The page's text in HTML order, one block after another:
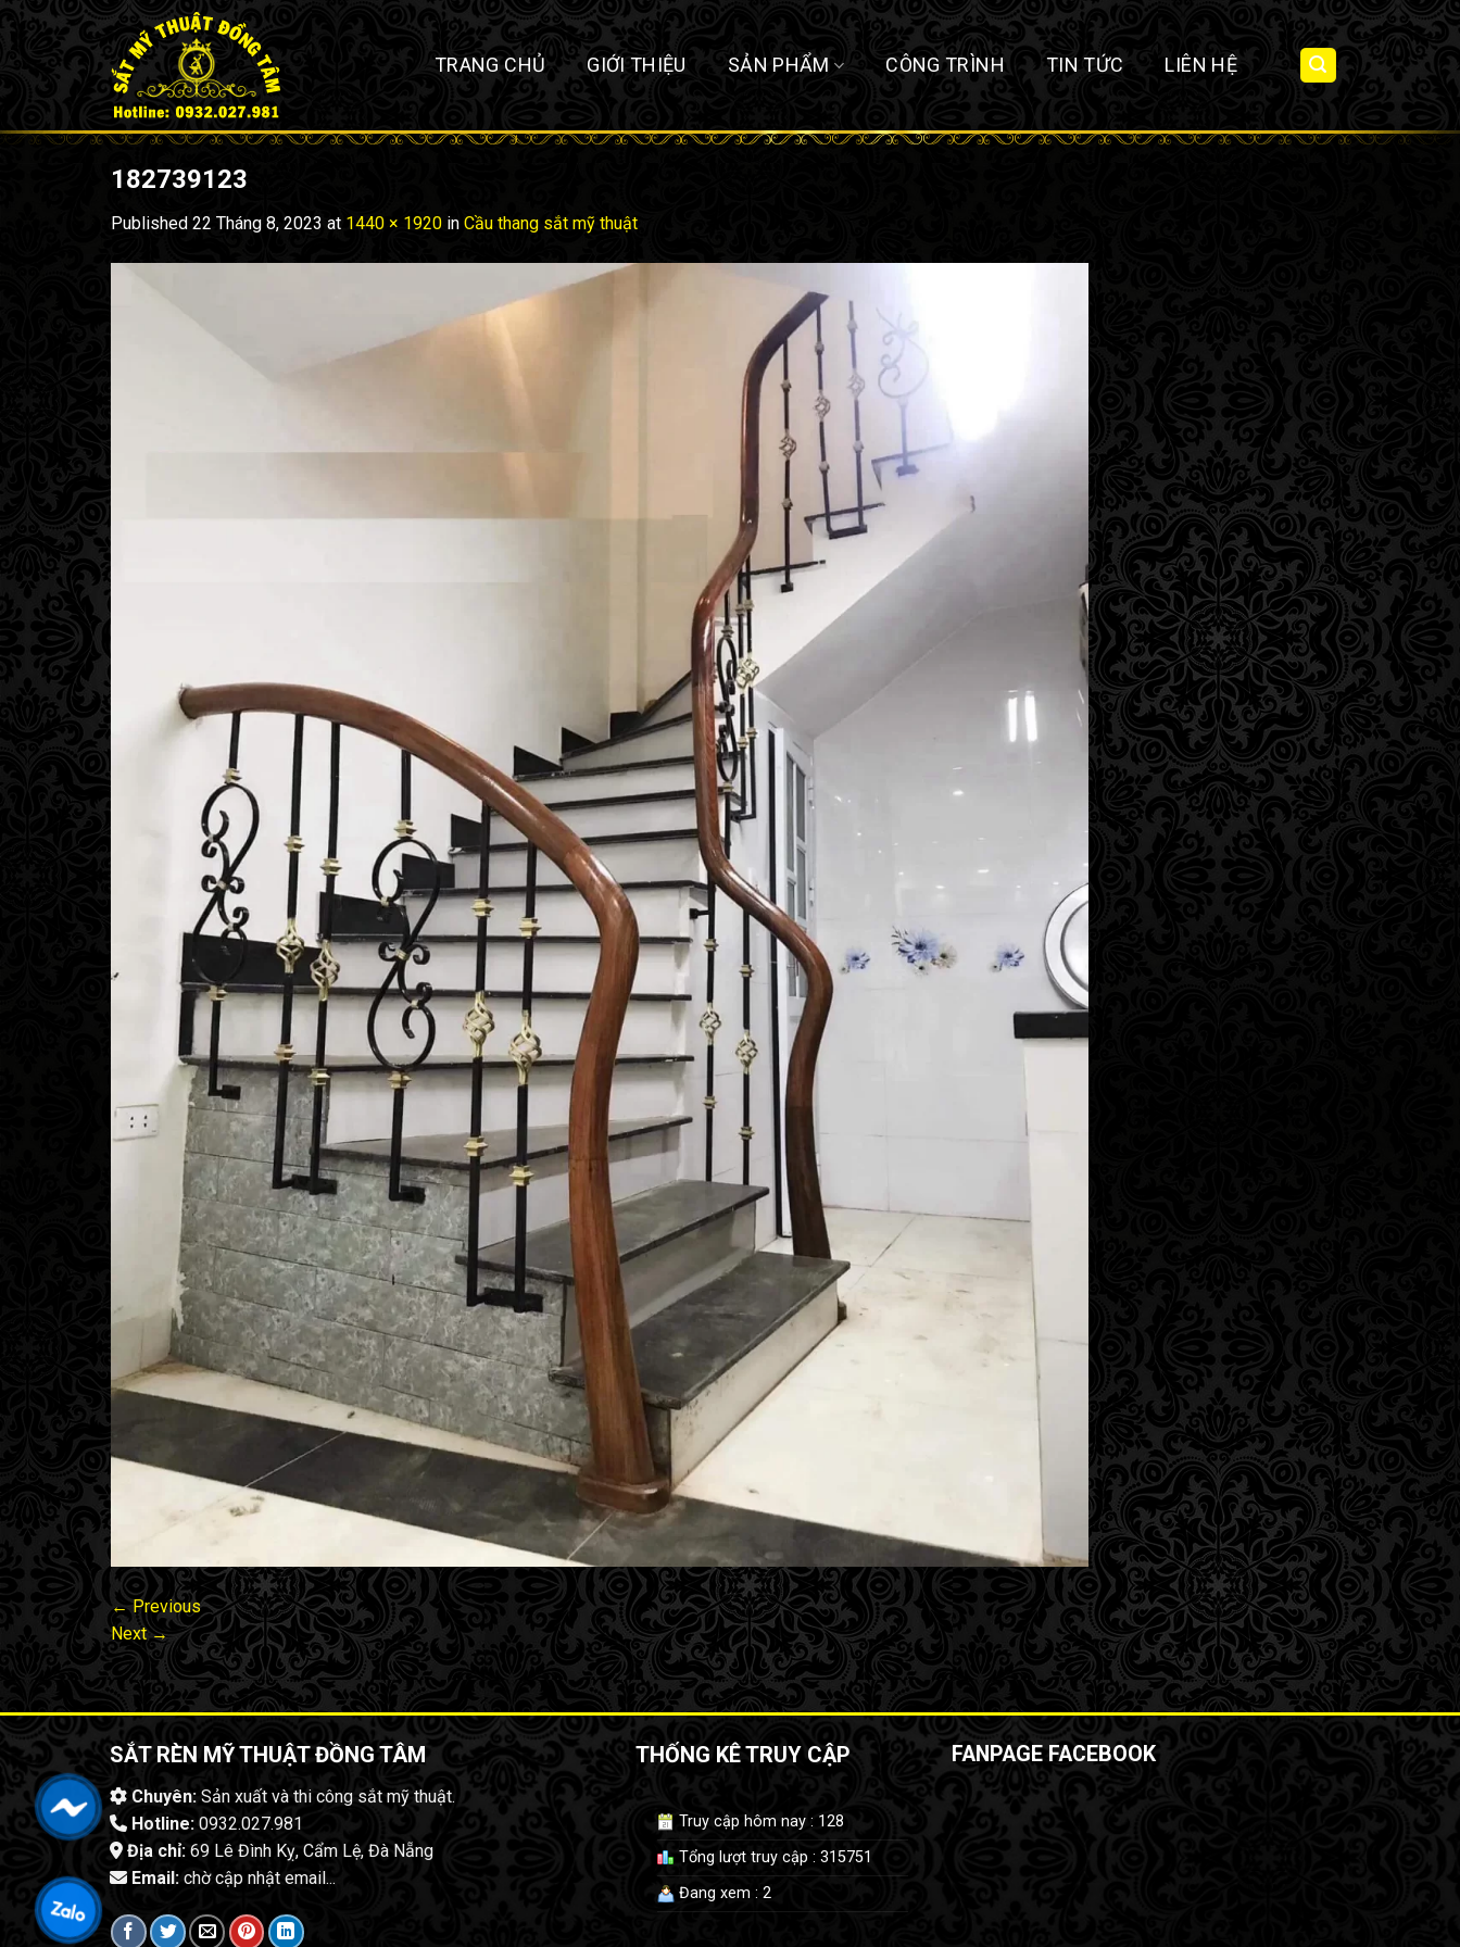
Skip
content
TRANG CHỦ GIỚI THIỆU SẢN PHẨM CÔNG TRÌNH TIN TỨC LIÊN HỆ
182739123
Published 22 Tháng 8, 2023 at 1440 × 1920 in Cầu thang sắt mỹ thuật
←Previous
Next→
SẮT RÈN MỸ THUẬT ĐỒNG TÂM
Chuyên:Sản xuất và thi công sắt mỹ thuật.
Hotline:0932.027.981
Địa chỉ:69 Lê Đình Kỵ, Cẩm Lệ, Đà Nẵng
Email:chờ cập nhật email...
THỐNG KÊ TRUY CẬP
Truy cập hôm nay : 128
Tổng lượt truy cập : 315751
Đang xem : 2
FANPAGE FACEBOOK